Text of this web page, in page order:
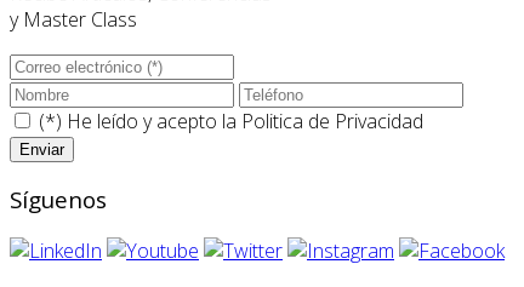
y Master Class
(*) He leído y acepto la Politica de Privacidad
Síguenos